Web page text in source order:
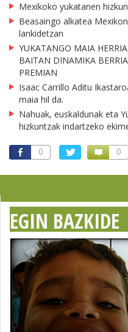
Mexikoko yukatanen
Beasaingo alkatea
lankidetzan
YUKATANGO MAIA
BAITAN DINAMIKA
PREMIAN
Isaac Carrillo Aditu
maia hil da.
Nahuak, euskaldunak eta
hizkuntzak indartzeko
0 0
EGIN BAZKIDE